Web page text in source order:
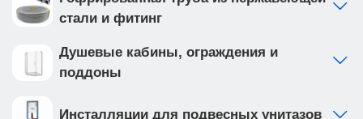
стали и фитинг
Душевые кабины, ограждения и
поддоны
Инсталляции для подвесных унитазов